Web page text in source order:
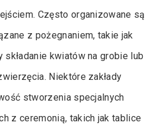
Często organizowane są
z pożegnaniem, takie jak
kwiatów na grobie lub
Niektóre zakłady
stworzenia specjalnych
z ceremonią, takich jak tablice